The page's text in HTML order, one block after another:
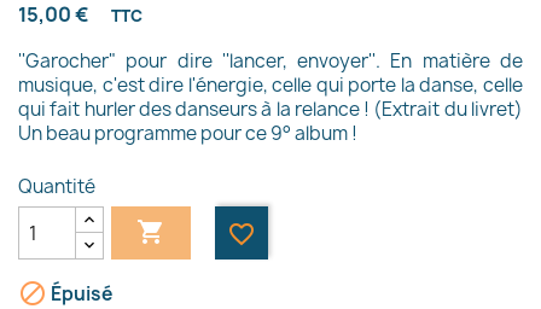
15,00 € TTC
''Garocher" pour dire ''lancer, envoyer''. En matière de
musique, c'est dire l'énergie, celle qui porte la danse, celle
qui fait hurler des danseurs à la relance ! (Extrait du livret)
Un beau programme pour ce 9° album !
Quantité
 favorite_border
 Épuisé